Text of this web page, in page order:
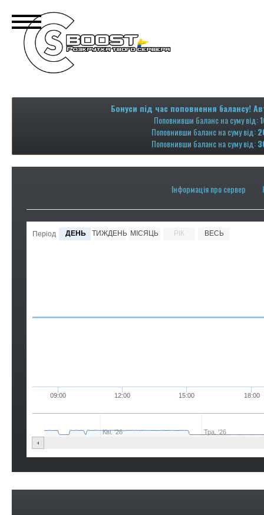
Бонуси під час поповнення балансу!
Поповнивши баланс на суму від:
Поповнивши баланс на суму від:
Поповнивши баланс на суму від:
Інформація про сервер
Період ДЕНЬ ТИЖДЕНЬ МІСЯЦЬ РІК ВЕСЬ
09:00 12:00 15:00 18:00
Кві. '26 Тра. '26